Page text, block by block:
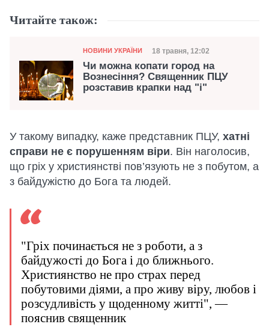
Читайте також:
Категорія
НОВИНИ УКРАЇНИ Дата публікації
18 травня, 12:02
Чи можна копати город на
Вознесіння? Священник ПЦУ
розставив крапки над "і"
У такому випадку, каже представник ПЦУ, хатні
справи не є порушенням віри. Він наголосив,
що гріх у християнстві пов’язують не з побутом, а
з байдужістю до Бога та людей.
"Гріх починається не з роботи, а з
байдужості до Бога і до ближнього.
Християнство не про страх перед
побутовими діями, а про живу віру, любов і
розсудливість у щоденному житті", —
пояснив священник